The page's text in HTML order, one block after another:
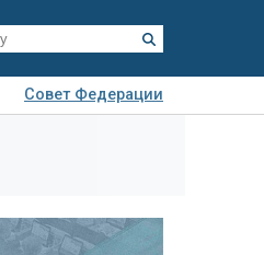
Совет Федерации